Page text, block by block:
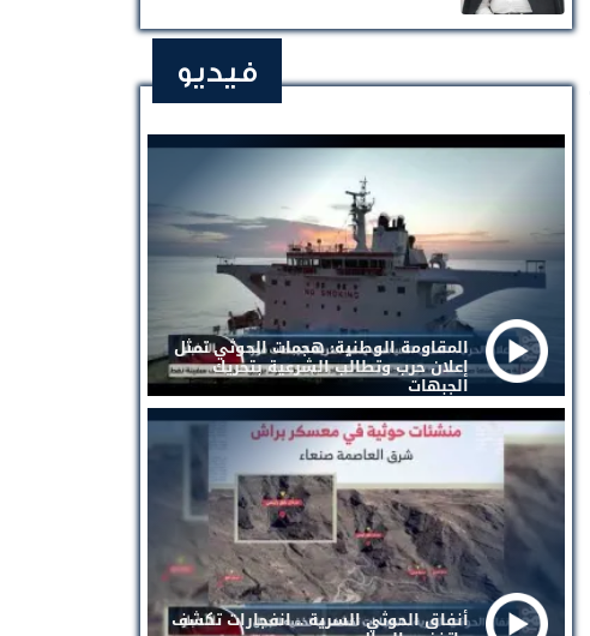
فيديو
المقاومة الوطنية: هجمات الحوثي تمثل
إعلان حرب وتطالب الشرعية بتحريك
الجبهات
أنفاق الحوثي السرية .. انفجارات تكشف